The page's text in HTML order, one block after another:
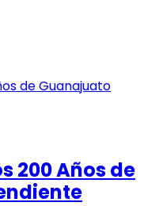
200 Años de